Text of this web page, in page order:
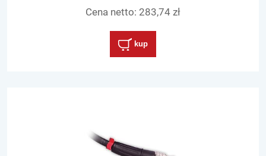
Cena netto: 283,74 zł
kup